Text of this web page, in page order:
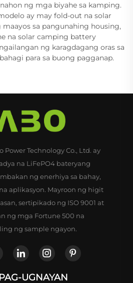
ng mga biyahe sa kamping.
ay may fold-out na solar
maayos sa pangunahing housing,
na solar camping battery
ng karagdagang oras sa
para sa buong pagganap.
Power Technology Co., Ltd. ay
na LiFePO4 bateryang
ng enerhiya sa bahay,
aplikasyon. Mayroon ng higit
sertipikado ng ISO 9001 at
ng mga Fortune 500 na
ng sample ngayon.
UGNAYAN